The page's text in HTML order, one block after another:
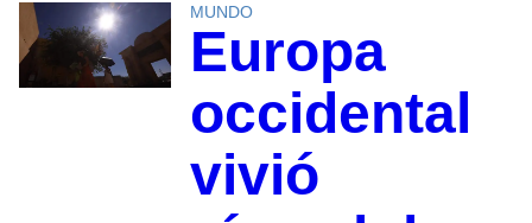
MUNDO
Europa
occidental
vivió